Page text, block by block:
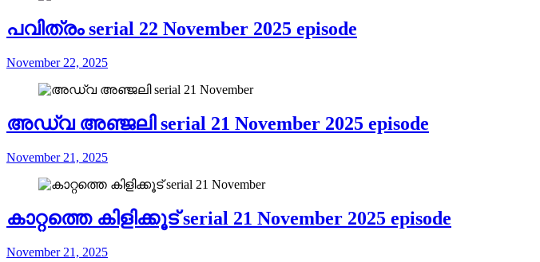
പവിത്രം serial 22 November 2025 episode
November 22, 2025
അഡ്വ അഞ്ജലി serial 21 November 2025 episode
November 21, 2025
കാറ്റത്തെ കിളിക്കൂട് serial 21 November 2025 episode
November 21, 2025